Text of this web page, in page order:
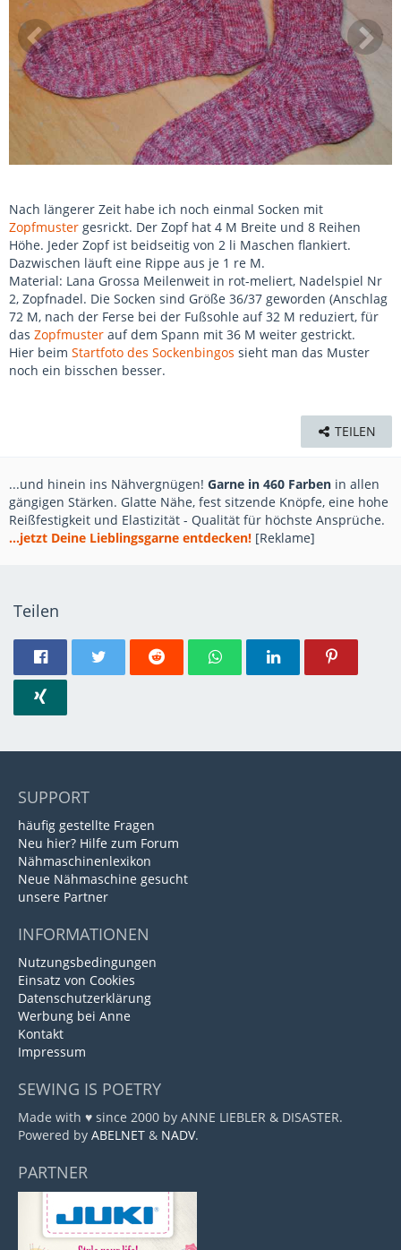
Nach längerer Zeit habe ich noch einmal Socken mit
Zopfmuster gesrickt. Der Zopf hat 4 M Breite und 8 Reihen
Höhe. Jeder Zopf ist beidseitig von 2 li Maschen flankiert.
Dazwischen läuft eine Rippe aus je 1 re M.
Material: Lana Grossa Meilenweit in rot-meliert, Nadelspiel Nr
2, Zopfnadel. Die Socken sind Größe 36/37 geworden (Anschlag
72 M, nach der Ferse bei der Fußsohle auf 32 M reduziert, für
das Zopfmuster auf dem Spann mit 36 M weiter gestrickt.
Hier beim Startfoto des Sockenbingos sieht man das Muster
noch ein bisschen besser.
TEILEN
...und hinein ins Nähvergnügen! Garne in 460 Farben in allen
gängigen Stärken. Glatte Nähe, fest sitzende Knöpfe, eine hohe
Reißfestigkeit und Elastizität - Qualität für höchste Ansprüche.
...jetzt Deine Lieblingsgarne entdecken! [Reklame]
Teilen
SUPPORT
häufig gestellte Fragen
Neu hier? Hilfe zum Forum
Nähmaschinenlexikon
Neue Nähmaschine gesucht
unsere Partner
INFORMATIONEN
Nutzungsbedingungen
Einsatz von Cookies
Datenschutzerklärung
Werbung bei Anne
Kontakt
Impressum
SEWING IS POETRY
Made with ♥ since 2000 by ANNE LIEBLER & DISASTER.
Powered by ABELNET & NADV.
PARTNER